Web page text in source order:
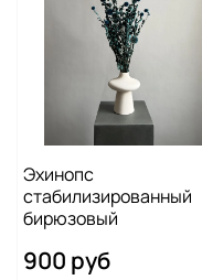
Эхинопс
стабилизированный
бирюзовый
900 руб